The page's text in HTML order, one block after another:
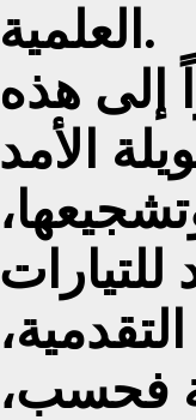
العلمية.
إلى هذه
الأمد
فحسب،